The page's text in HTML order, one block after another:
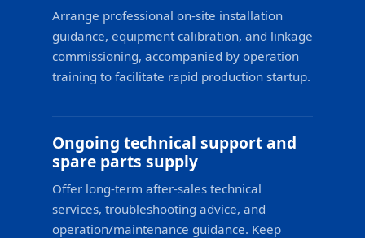
Arrange professional on-site installation
guidance, equipment calibration, and linkage
commissioning, accompanied by operation
training to facilitate rapid production startup.
Ongoing technical support and
spare parts supply
Offer long-term after-sales technical
services, troubleshooting advice, and
operation/maintenance guidance. Keep